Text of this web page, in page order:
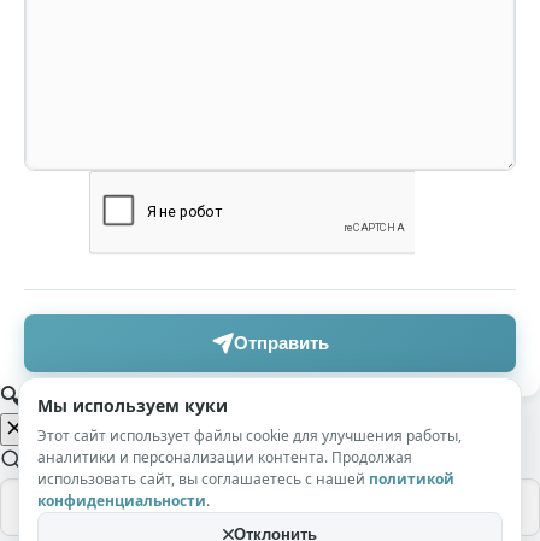
Отправить
Мы используем куки
Этот сайт использует файлы cookie для улучшения работы,
аналитики и персонализации контента. Продолжая
использовать сайт, вы соглашаетесь с нашей политикой
конфиденциальности.
Отклонить
🔍 Поиск по сайту